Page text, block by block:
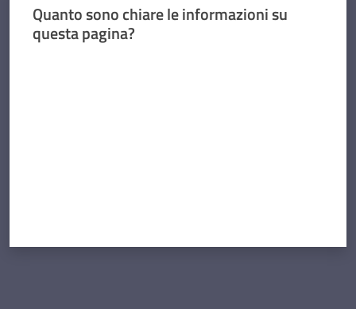
Quanto sono chiare le informazioni su
questa pagina?